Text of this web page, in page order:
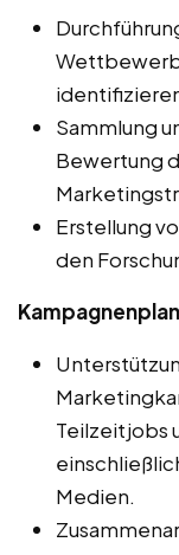
Sammlung
Bewertung
Erstellung
den
Teilzeitjobs
Medien.